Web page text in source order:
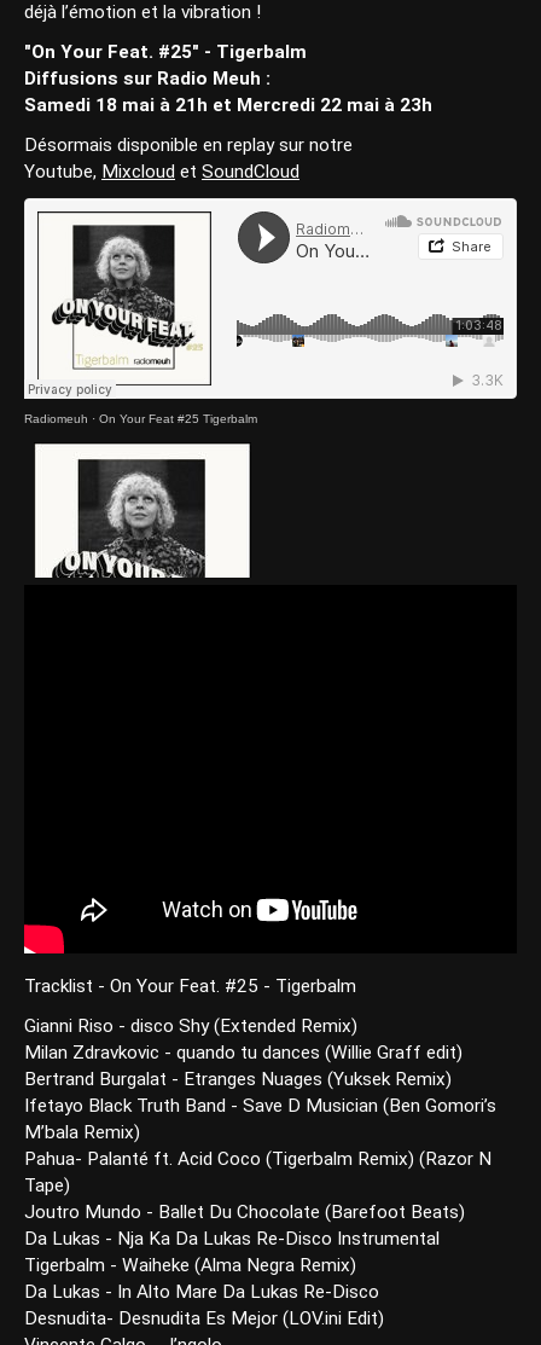
déjà l’émotion et la vibration !
"On Your Feat. #25" - Tigerbalm
Diffusions sur Radio Meuh :
Samedi 18 mai à 21h et Mercredi 22 mai à 23h
Désormais disponible en replay sur notre
Youtube, Mixcloud et SoundCloud
Radiomeuh · On Your Feat #25 Tigerbalm
Tracklist - On Your Feat. #25 - Tigerbalm
Gianni Riso - disco Shy (Extended Remix)
Milan Zdravkovic - quando tu dances (Willie Graff edit)
Bertrand Burgalat - Etranges Nuages (Yuksek Remix)
Ifetayo Black Truth Band - Save D Musician (Ben Gomori’s
M’bala Remix)
Pahua- Palanté ft. Acid Coco (Tigerbalm Remix) (Razor N
Tape)
Joutro Mundo - Ballet Du Chocolate (Barefoot Beats)
Da Lukas - Nja Ka Da Lukas Re-Disco Instrumental
Tigerbalm - Waiheke (Alma Negra Remix)
Da Lukas - In Alto Mare Da Lukas Re-Disco
Desnudita- Desnudita Es Mejor (LOV.ini Edit)